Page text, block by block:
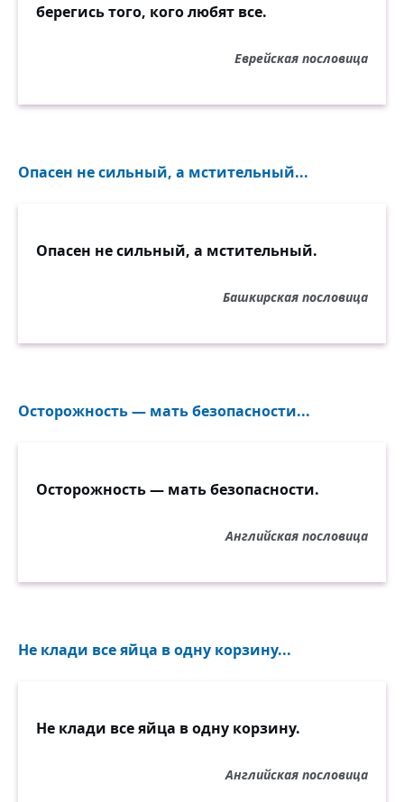
берегись того, кого любят все.
Еврейская пословица
Опасен не сильный, а мстительный...
Опасен не сильный, а мстительный.
Башкирская пословица
Осторожность — мать безопасности...
Осторожность — мать безопасности.
Английская пословица
Не клади все яйца в одну корзину...
Не клади все яйца в одну корзину.
Английская пословица